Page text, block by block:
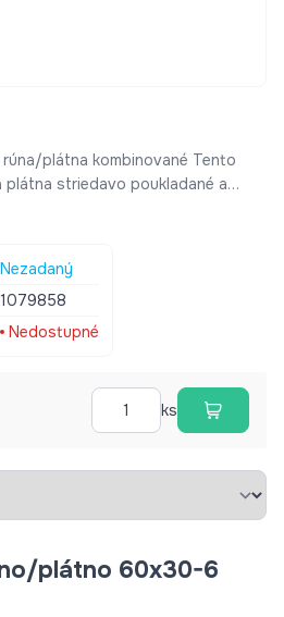
plátna kombinované Tento
plátna striedavo poukladané a
nástroja. Dodávajú sa v normál
štruktúrovanie
Nezadaný
1079858
Nedostupné
ks
plátno 60x30-6